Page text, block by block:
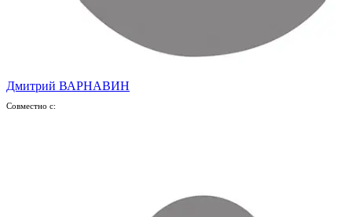
Дмитрий ВАРНАВИН
Совместно с: